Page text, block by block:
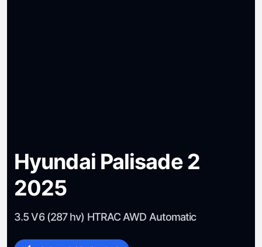
Hyundai Palisade 2
2025
3.5 V6 (287 hv) HTRAC AWD Automatic